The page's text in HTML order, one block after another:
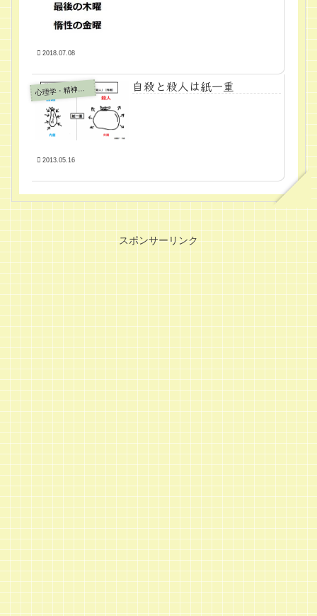
2018.07.08
心
理学・精神医学 自殺と殺人は紙一重
2013.05.16
スポンサーリンク